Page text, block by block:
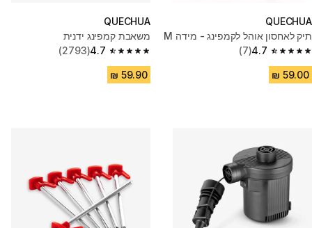
QUECHUA
תיק לאחסון אוהל לקמפינג - מידה M
4.7
4.7 out of 5 stars from 7 reviews
(7)
QUECHUA
משאבת קמפינג ידנית
4.7
4.7 out of 5 stars from 2793 reviews
(2793)